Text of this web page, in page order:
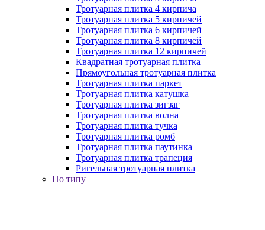
Тротуарная плитка 4 кирпича
Тротуарная плитка 5 кирпичей
Тротуарная плитка 6 кирпичей
Тротуарная плитка 8 кирпичей
Тротуарная плитка 12 кирпичей
Квадратная тротуарная плитка
Прямоугольная тротуарная плитка
Тротуарная плитка паркет
Тротуарная плитка катушка
Тротуарная плитка зигзаг
Тротуарная плитка волна
Тротуарная плитка тучка
Тротуарная плитка ромб
Тротуарная плитка паутинка
Тротуарная плитка трапеция
Ригельная тротуарная плитка
По типу